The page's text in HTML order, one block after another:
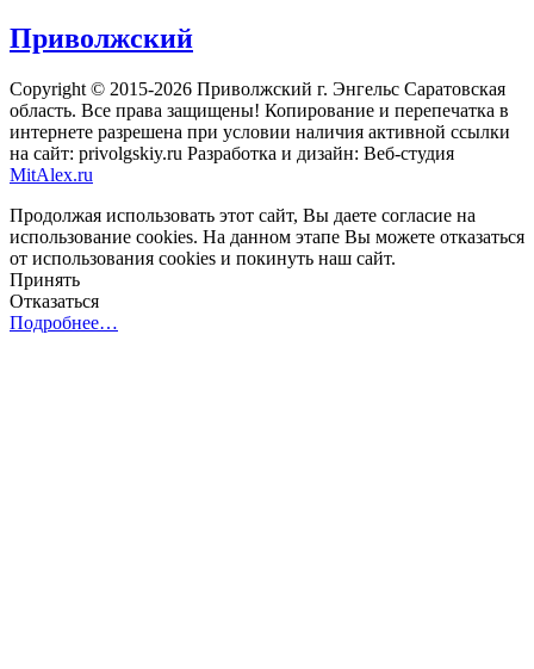
Приволжский
Copyright © 2015-2026 Приволжский г. Энгельс Саратовская
область. Все права защищены! Копирование и перепечатка в
интернете разрешена при условии наличия активной ссылки
на сайт: privolgskiy.ru Разработка и дизайн: Веб-студия
MitAlex.ru
Продолжая использовать этот сайт, Вы даете согласие на
использование cookies. На данном этапе Вы можете отказаться
от использования cookies и покинуть наш сайт.
Принять
Отказаться
Подробнее…